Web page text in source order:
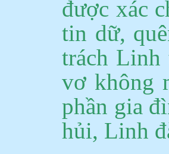
được xác
tin dữ,
trách Linh
vơ không
phần gia
hủi, Linh